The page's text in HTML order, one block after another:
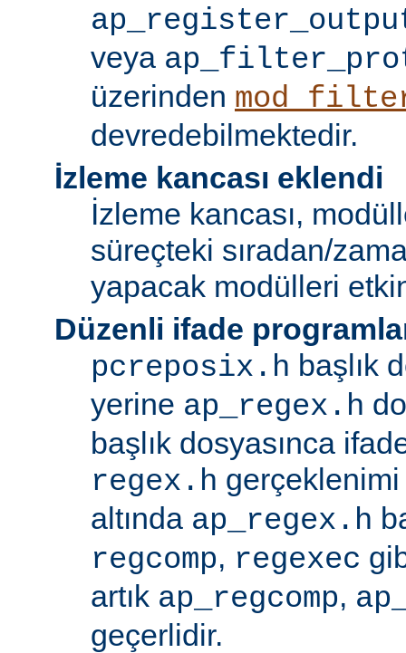
veya
üzerinden
devredebilmektedir.
İzleme kancası eklendi
İzleme kancası,
süreçteki sıradan/
yapacak modülleri
Düzenli ifade
pcreposix.h başlık
yerine ap_regex.h
başlık dosyasınca
regex.h
altında ap_regex.h
regcomp, regexec
artık ap_regcomp,
geçerlidir.